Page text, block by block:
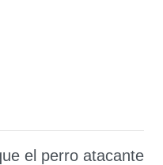
el perro atacante